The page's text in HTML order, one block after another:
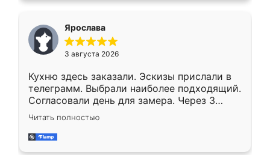
Ярослава
3 августа 2026
Кухню здесь заказали. Эскизы прислали в
телеграмм. Выбрали наиболее подходящий.
Согласовали день для замера. Через 3
недели кухня была уже готова. Остались
довольны работой. Спасибо Ренессанс
мебель за качественную работу!
Читать полностью